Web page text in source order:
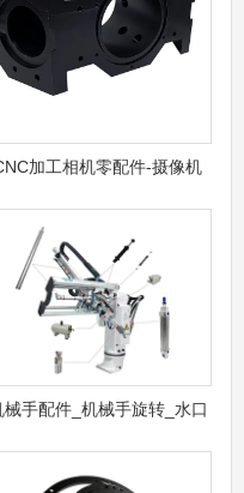
加工相机零配件-摄像机
械手配件_机械手旋转_水口